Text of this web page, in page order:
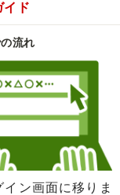
イド
流れ
ン画面に移りま